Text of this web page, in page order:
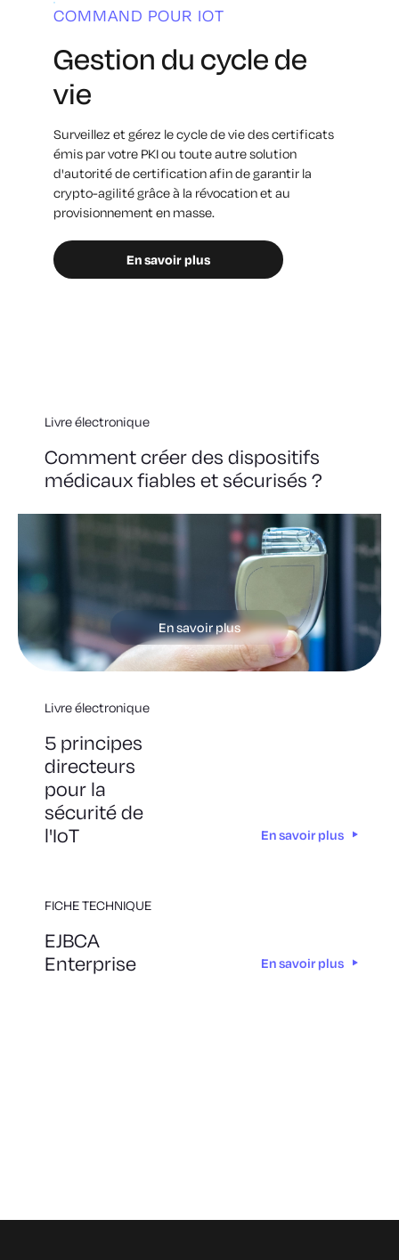
COMMAND POUR IOT
Gestion du cycle de
vie
Surveillez et gérez le cycle de vie des certificats
émis par votre PKI ou toute autre solution
d'autorité de certification afin de garantir la
crypto-agilité grâce à la révocation et au
provisionnement en masse.
En savoir plus
Livre électronique
Comment créer des dispositifs
médicaux fiables et sécurisés ?
En savoir plus
Livre électronique
5 principes
directeurs
pour la
sécurité de
l'IoT
En savoir plus
FICHE TECHNIQUE
EJBCA
Enterprise
En savoir plus